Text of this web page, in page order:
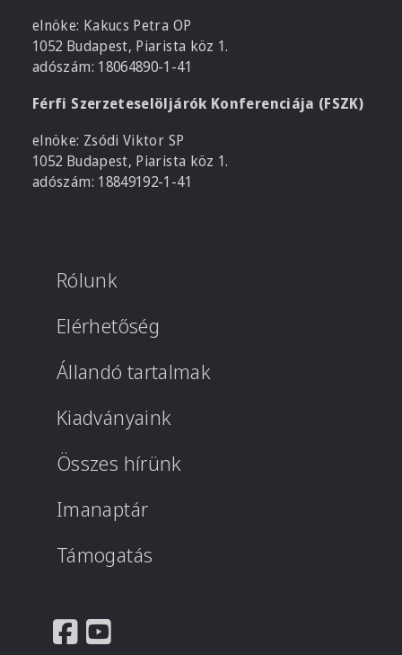
elnöke: Kakucs Petra OP
1052 Budapest, Piarista köz 1.
adószám: 18064890-1-41
Férfi Szerzeteselöljárók Konferenciája (FSZK)
elnöke: Zsódi Viktor SP
1052 Budapest, Piarista köz 1.
adószám: 18849192-1-41
Rólunk
Elérhetőség
Állandó tartalmak
Kiadványaink
Összes hírünk
Imanaptár
Támogatás